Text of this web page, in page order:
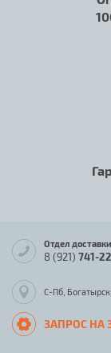
Отдел доставки
8 (921) 741-
С-Пб,
ЗАПРОС НА